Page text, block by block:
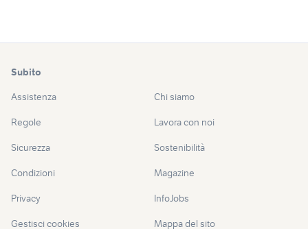
Subito
Assistenza
Regole
Sicurezza
Condizioni
Privacy
Gestisci cookies
Chi siamo
Lavora con noi
Sostenibilità
Magazine
InfoJobs
Mappa del sito